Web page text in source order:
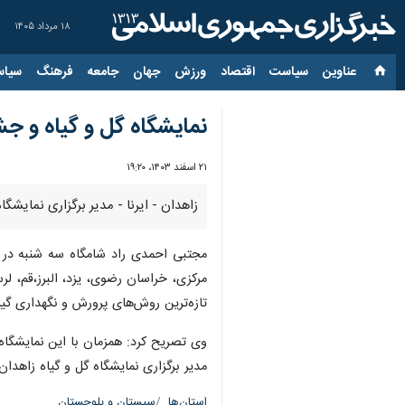
۱۸ مرداد ۱۴۰۵
عناوین‌ سیاست اقتصاد ورزش جهان جامعه فرهنگ
نمایشگاه گل و گیاه و
۲۱ اسفند ۱۴۰۳، ۱۹:۲۰